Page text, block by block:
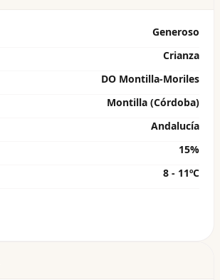
Generoso
Crianza
DO Montilla-Moriles
Montilla (Córdoba)
Andalucía
15%
8 - 11ºC